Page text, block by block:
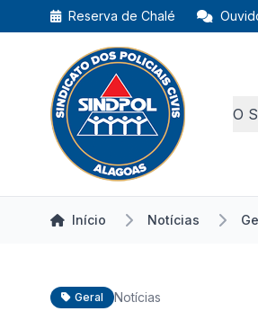
Reserva de Chalé
O
Início Notícias
Geral Notícias